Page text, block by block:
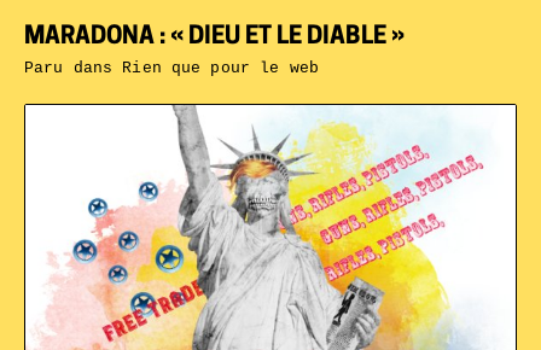
MARADONA : « DIEU ET LE DIABLE »
Paru dans Rien que pour le web